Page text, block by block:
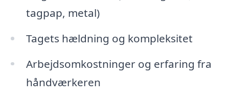
tagpap, metal)
Tagets hældning og kompleksitet
Arbejdsomkostninger og erfaring fra
håndværkeren